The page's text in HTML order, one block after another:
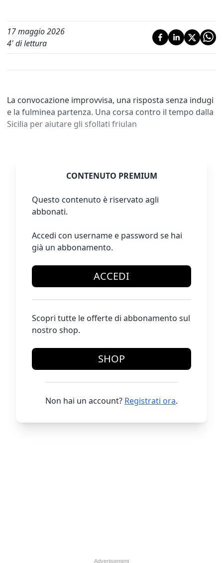
17 maggio 2026
4' di lettura
La convocazione improvvisa, una risposta senza indugi
e la fulminea partenza. Una corsa contro il tempo dalla
Sicilia per aiutare gli sfollati friulan
CONTENUTO PREMIUM
Questo contenuto è riservato agli
abbonati.
Accedi con username e password se hai
già un abbonamento.
ACCEDI
Scopri tutte le offerte di abbonamento sul
nostro shop.
SHOP
Non hai un account? Registrati ora.